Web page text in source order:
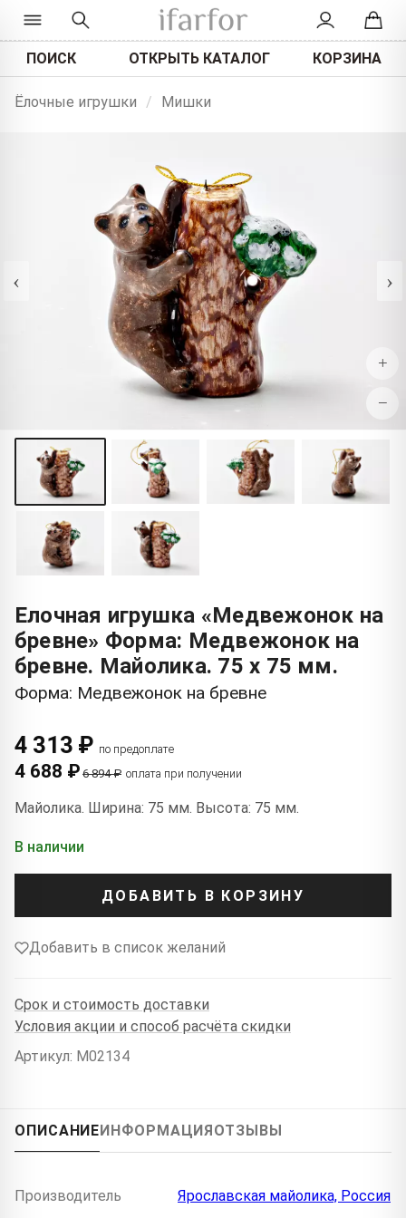
ПОИСК ОТКРЫТЬ КАТАЛОГ КОРЗИНА
Ёлочные игрушки / Мишки
‹ ›
+
−
Елочная игрушка «Медвежонок на
бревне» Форма: Медвежонок на
бревне. Майолика. 75 x 75 мм.
Форма: Медвежонок на бревне
4 313 ₽ по предоплате
4 688 ₽ 6 894 ₽ оплата при получении
Майолика. Ширина: 75 мм. Высота: 75 мм.
В наличии
ДОБАВИТЬ В КОРЗИНУ
Добавить в список желаний
Срок и стоимость доставки
Условия акции и способ расчёта скидки
Артикул: M02134
ОПИСАНИЕИНФОРМАЦИЯОТЗЫВЫ
Производитель Ярославская майолика, Россия